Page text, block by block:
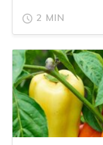
2 MIN